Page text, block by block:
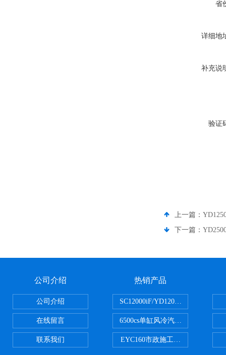
省
详细地
补充说
验证
上一篇：
下一篇：
公司介绍
公司介绍
在线留言
联系我们
热销产品
SC12000iF/YD12000大疆T30用
6500cs单缸风冷汽油发电机小型
EYC160市政施工用路面切割机配